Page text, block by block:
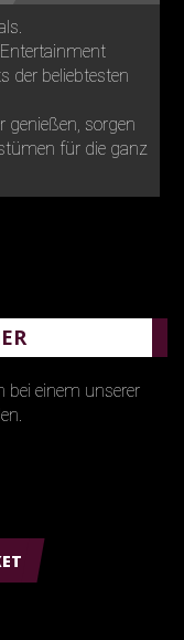
der beliebtesten
genießen, sorgen
für die ganz
bei einem unserer